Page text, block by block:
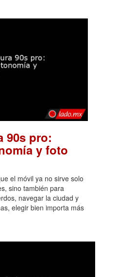
90s pro:
y foto
el móvil ya no sirve solo
sino también para
navegar la ciudad y
elegir bien importa más